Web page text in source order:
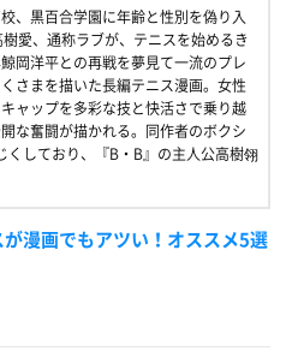
、黒百合学園に年齢と性別を偽り入
愛、通称ラブが、テニスを始めるき
岡洋平との再戦を夢見て一流のプレ
さまを描いた長編テニス漫画。女性
ャップを多彩な技と快活さで乗り越
な奮闘が描かれる。同作者のボクシ
くしており、『B・B』の主人公高樹翎
漫画でもアツい！オススメ5選